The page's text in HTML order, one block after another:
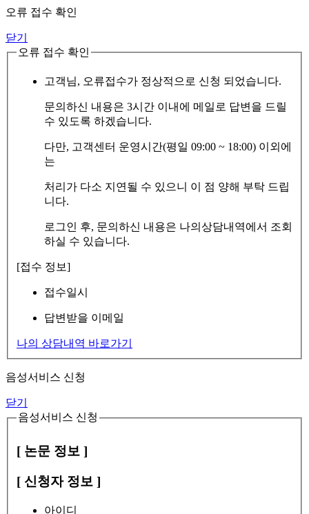
오류 접수 확인
닫기
오류 접수 확인
고객님, 오류접수가 정상적으로 신청 되었습니다.
문의하신 내용은 3시간 이내에 메일로 답변을 드릴
수 있도록 하겠습니다.
다만, 고객센터 운영시간(평일 09:00 ~ 18:00) 이외에
는
처리가 다소 지연될 수 있으니 이 점 양해 부탁 드립
니다.
로그인 후, 문의하신 내용은 나의상담내역에서 조회
하실 수 있습니다.
[접수 정보]
접수일시
답변받을 이메일
나의 상담내역 바로가기
음성서비스 신청
닫기
음성서비스 신청
[ 논문 정보 ]
[ 신청자 정보 ]
아이디